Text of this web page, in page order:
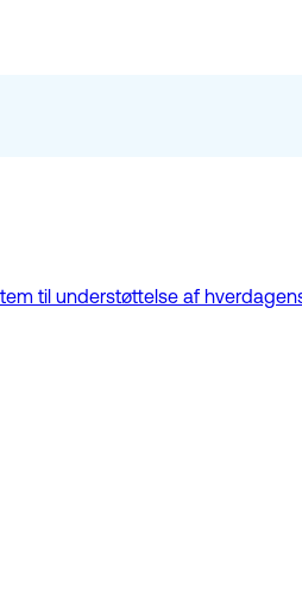
til understøttelse af